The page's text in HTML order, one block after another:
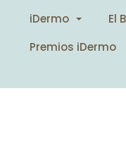
iDermo El
Premios iDermo